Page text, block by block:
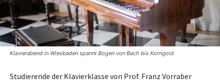
Klavierabend in Wiesbaden spannt Bogen von Bach bis Korngold
Studierende der Klavierklasse von Prof. Franz Vorraber